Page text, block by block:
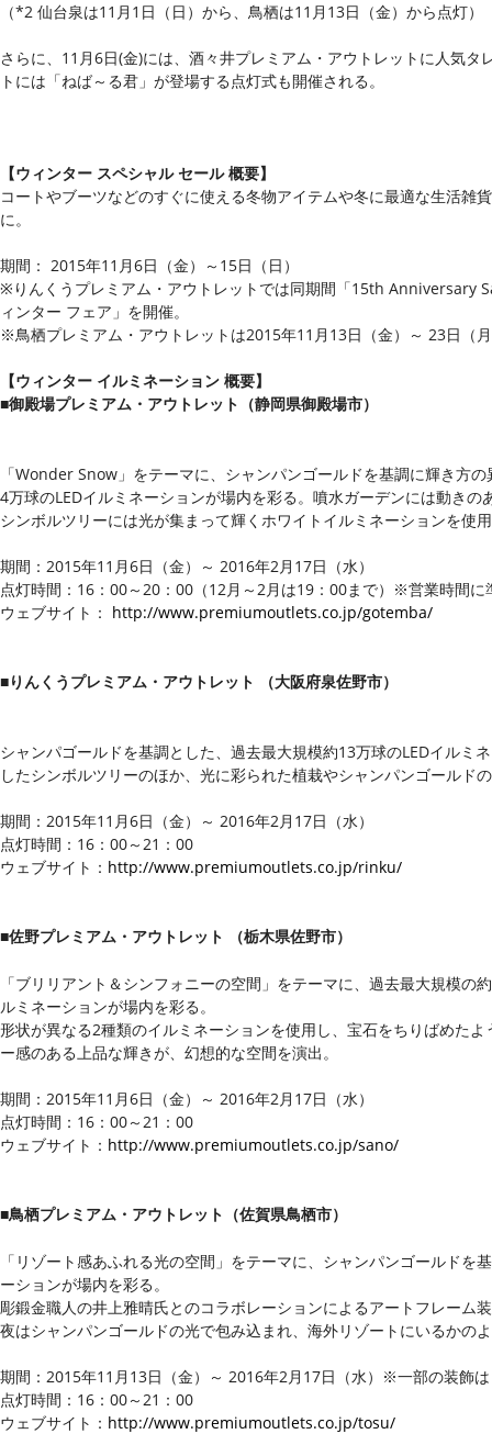
（*2 仙台泉は11月1日（日）から、鳥栖は11月13日（金）から点灯）
さらに、11月6日(金)には、酒々井プレミアム・アウトレットに人気
トには「ねば～る君」が登場する点灯式も開催される。
【ウィンター スペシャル セール 概要】
コートやブーツなどのすぐに使える冬物アイテムや冬に最適な生活雑
に。
期間： 2015年11月6日（金）～15日（日）
※りんくうプレミアム・アウトレットでは同期間「15th Anniversary
ィンター フェア」を開催。
※鳥栖プレミアム・アウトレットは2015年11月13日（金）～ 23日（
【ウィンター イルミネーション 概要】
■御殿場プレミアム・アウトレット（静岡県御殿場市）
「Wonder Snow」をテーマに、シャンパンゴールドを基調に輝き方
4万球のLEDイルミネーションが場内を彩る。噴水ガーデンには動き
シンボルツリーには光が集まって輝くホワイトイルミネーションを使
期間：2015年11月6日（金）～ 2016年2月17日（水）
点灯時間：16：00～20：00（12月～2月は19：00まで）※営業時間に
ウェブサイト： http://www.premiumoutlets.co.jp/gotemba/
■りんくうプレミアム・アウトレット （大阪府泉佐野市）
シャンパゴールドを基調とした、過去最大規模約13万球のLEDイルミ
したシンボルツリーのほか、光に彩られた植栽やシャンパンゴールド
期間：2015年11月6日（金）～ 2016年2月17日（水）
点灯時間：16：00～21：00
ウェブサイト： http://www.premiumoutlets.co.jp/rinku/
■佐野プレミアム・アウトレット （栃木県佐野市）
「ブリリアント＆シンフォニーの空間」をテーマに、過去最大規模の
ルミネーションが場内を彩る。
形状が異なる2種類のイルミネーションを使用し、宝石をちりばめた
ー感のある上品な輝きが、幻想的な空間を演出。
期間：2015年11月6日（金）～ 2016年2月17日（水）
点灯時間：16：00～21：00
ウェブサイト： http://www.premiumoutlets.co.jp/sano/
■鳥栖プレミアム・アウトレット（佐賀県鳥栖市）
「リゾート感あふれる光の空間」をテーマに、シャンパンゴールドを
ーションが場内を彩る。
彫鍛金職人の井上雅晴氏とのコラボレーションによるアートフレーム
夜はシャンパンゴールドの光で包み込まれ、海外リゾートにいるかの
期間：2015年11月13日（金）～ 2016年2月17日（水）※一部の装飾
点灯時間：16：00～21：00
ウェブサイト： http://www.premiumoutlets.co.jp/tosu/